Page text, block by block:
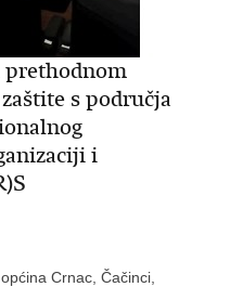
s područja
i
Crnac, Čačinci,